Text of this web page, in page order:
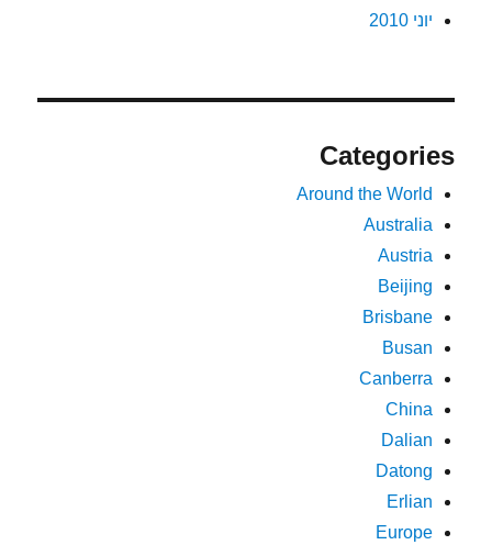
יוני 2010
Categories
Around the World
Australia
Austria
Beijing
Brisbane
Busan
Canberra
China
Dalian
Datong
Erlian
Europe